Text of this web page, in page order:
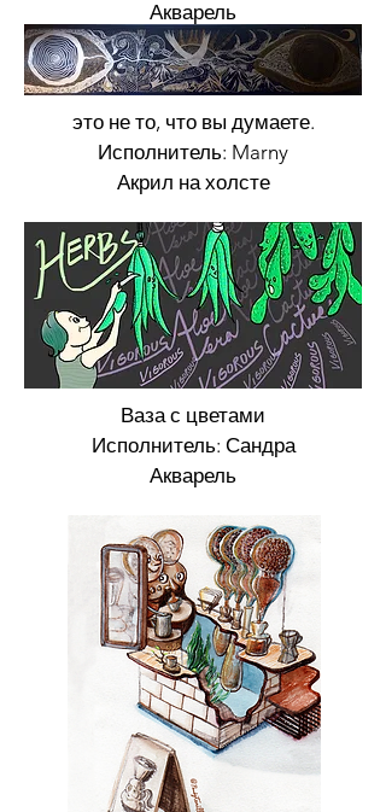
Акрил на холсте
Моя дочь
Масло на холсте
Акварель
это не то, что вы думаете.
Исполнитель: Marny
Акрил на холсте
Ваза с цветами
Исполнитель: Сандра
Акварель